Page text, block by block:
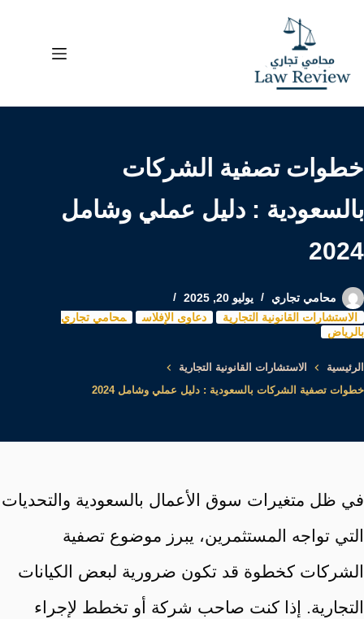
المحتوى
خطوات تصفية الشركات
بالسعودية : دليل عملي وشامل
2024
محامي تجاري
يوليو 20, 2025
الاستشارات القانونية التجارية
دعاوى الإفلاس
محامي تجاري
بالرياض
الرئيسية
الاستشارات القانونية التجارية
خطوات تصفية الشركات بالسعودية : دليل عملي وشامل 2024
في ظل متغيرات سوق الأعمال بالسعودية والتحديات
التي تواجه المستثمرين، يبرز موضوع تصفية
الشركات كخطوة قد تكون ضرورية لبعض الكيانات
التجارية. إذا كنت صاحب شركة أو تخطط لإجراء